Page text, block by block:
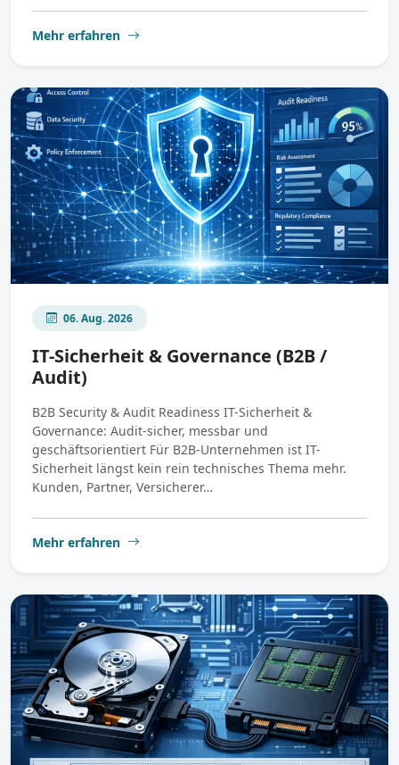
Mehr erfahren
06. Aug. 2026
IT-Sicherheit & Governance (B2B /
Audit)
B2B Security & Audit Readiness IT-Sicherheit &
Governance: Audit-sicher, messbar und
geschäftsorientiert Für B2B-Unternehmen ist IT-
Sicherheit längst kein rein technisches Thema mehr.
Kunden, Partner, Versicherer…
Mehr erfahren